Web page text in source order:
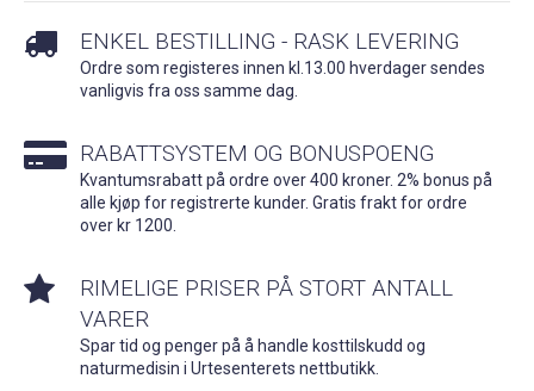
ENKEL BESTILLING - RASK LEVERING
Ordre som registeres innen kl.13.00 hverdager sendes
vanligvis fra oss samme dag.
RABATTSYSTEM OG BONUSPOENG
Kvantumsrabatt på ordre over 400 kroner. 2% bonus på
alle kjøp for registrerte kunder. Gratis frakt for ordre
over kr 1200.
RIMELIGE PRISER PÅ STORT ANTALL
VARER
Spar tid og penger på å handle kosttilskudd og
naturmedisin i Urtesenterets nettbutikk.